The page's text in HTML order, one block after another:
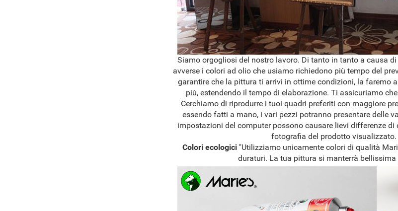
Siamo orgogliosi del nostro lavoro. Di tanto in tanto a causa
avverse i colori ad olio che usiamo richiedono più tempo del
garantire che la pittura ti arrivi in ottime condizioni, la faremo
più, estendendo il tempo di elaborazione. Ti assicuriamo
Cerchiamo di riprodurre i tuoi quadri preferiti con maggiore
essendo fatti a mano, i vari pezzi potranno presentare delle
impostazioni del computer possono causare lievi differenze di
fotografia del prodotto visualizzato.
Colori ecologici "Utilizziamo unicamente colori di qualità
duraturi. La tua pittura si manterrà bellissima